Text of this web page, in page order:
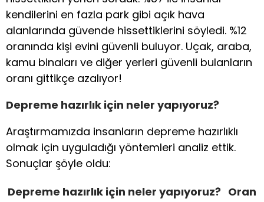
kendilerini en fazla park gibi açık hava
alanlarında güvende hissettiklerini söyledi. %12
oranında kişi evini güvenli buluyor. Uçak, araba,
kamu binaları ve diğer yerleri güvenli bulanların
oranı gittikçe azalıyor!
Depreme hazırlık için neler yapıyoruz?
Araştırmamızda insanların depreme hazırlıklı
olmak için uyguladığı yöntemleri analiz ettik.
Sonuçlar şöyle oldu:
Depreme hazırlık için neler yapıyoruz? Oran